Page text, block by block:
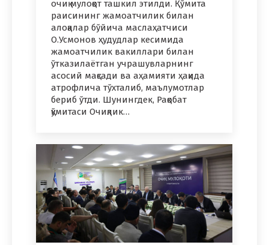
очиқ мулоқот ташкил этилди. Қўмита
раисининг жамоатчилик билан
алоқалар бўйича маслаҳатчиси
О.Усмонов ҳудудлар кесимида
жамоатчилик вакиллари билан
ўтказилаётган учрашувларнинг
асосий мақсади ва аҳамияти ҳақида
атрофлича тўхталиб, маълумотлар
бериб ўтди. Шунингдек, Рақобат
қўмитаси Очиқлик…